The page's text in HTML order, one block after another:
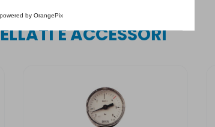
powered by OrangePix
E ACCESSORI